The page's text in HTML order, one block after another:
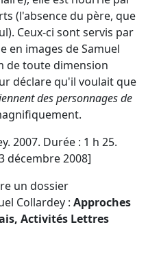
(l'absence du père, que
Ceux-ci sont servis par
en images de Samuel
de toute dimension
déclare qu'il voulait que
des personnages de
2007. Durée : 1 h 25.
décembre 2008]
un dossier
Collardey : Approches
Activités Lettres